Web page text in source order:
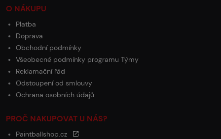
O NÁKUPU
Platba
Doprava
Obchodní podmínky
Všeobecné podmínky programu Týmy
Reklamační řád
Odstoupení od smlouvy
Ochrana osobních údajů
PROČ NAKUPOVAT U NÁS?
Paintballshop.cz